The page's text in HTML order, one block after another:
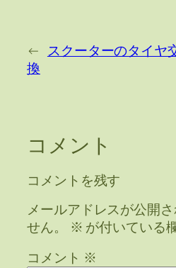
← スクーターのタイヤ
換
コメント
コメントを残す
メールアドレスが公開
せん。
※ が付いている
コメント ※